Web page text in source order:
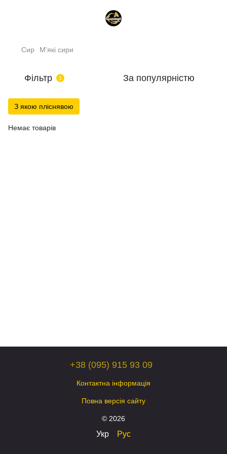
Сир М'які сири
Фільтр 1 За популярністю
З якою пліснявою
Немає товарів
+38 (095) 915 93 09
Контактна інформація
Повна версія сайту
© 2026
Укр Рус